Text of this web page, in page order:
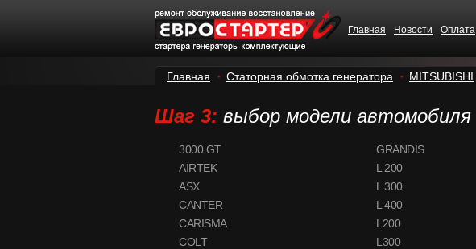
Главная Новости Оплата
Главная Статорная обмотка генератора MITSUBISHI
Шаг 3: выбор модели автомобиля
3000 GT
AIRTEK
ASX
CANTER
CARISMA
COLT
GRANDIS
L 200
L 300
L 400
L200
L300